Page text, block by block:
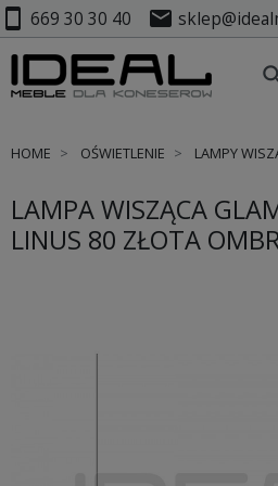
smartphone 669 30 30 40 mail
HOME OŚWIETLENIE LAMPY
LAMPA WISZĄCA
LINUS 80 ZŁOTA